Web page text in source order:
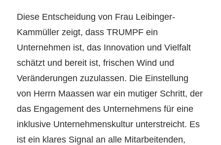
Diese Entscheidung von Frau Leibinger-
Kammüller zeigt, dass TRUMPF ein
Unternehmen ist, das Innovation und Vielfalt
schätzt und bereit ist, frischen Wind und
Veränderungen zuzulassen. Die Einstellung
von Herrn Maassen war ein mutiger Schritt, der
das Engagement des Unternehmens für eine
inklusive Unternehmenskultur unterstreicht. Es
ist ein klares Signal an alle Mitarbeitenden,